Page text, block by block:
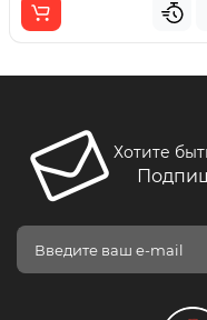
Хотите